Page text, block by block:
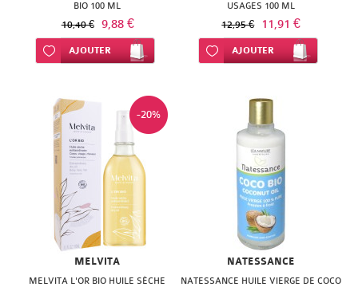
BIO 100 ML
10,40 € 9,88 €
Ajouter à ma liste d’envie
AJOUTER
USAGES 100 ML
12,95 € 11,91 €
Ajouter à ma liste d’envie
AJOUTER
-20%
MELVITA
MELVITA L'OR BIO HUILE SÈCHE
NATESSANCE
NATESSANCE HUILE VIERGE DE COCO